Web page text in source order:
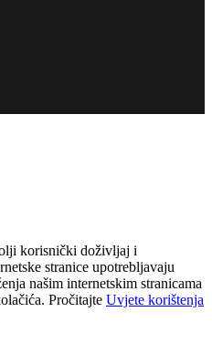
korisnički doživljaj i
stranice upotrebljavaju
našim internetskim stranicama
Pročitajte Uvjete korištenja